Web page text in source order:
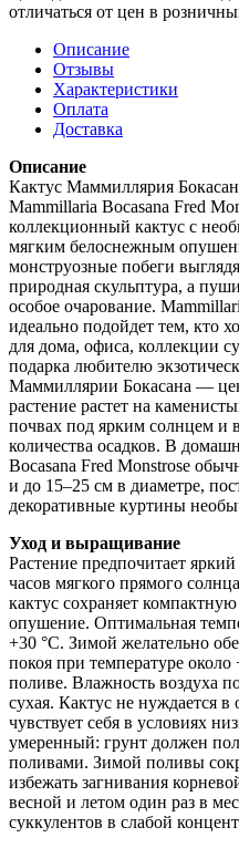
отличаться от цен в
Описание
Отзывы
Характеристики
Оплата
Доставка
Описание
Кактус Маммиллярия
Mammillaria Bocasana Fred
коллекционный кактус с
мягким белоснежным
монструозные побеги
природная скульптура, а
особое очарование.
идеально подойдет тем, кто
для дома, офиса, коллекции
подарка любителю
Маммиллярии Бокасана —
растение растет на
почвах под ярким солнцем и
количества осадков. В
Bocasana Fred Monstrose
и до 15–25 см в диаметре,
декоративные куртины
Уход и выращивание
Растение предпочитает
часов мягкого прямого
кактус сохраняет
опушение. Оптимальная
+30 °C. Зимой желательно
покоя при температуре
поливе. Влажность воздуха
сухая. Кактус не нуждается
чувствует себя в условиях
умеренный: грунт должен
поливами. Зимой поливы
избежать загнивания
весной и летом один раз в
суккулентов в слабой